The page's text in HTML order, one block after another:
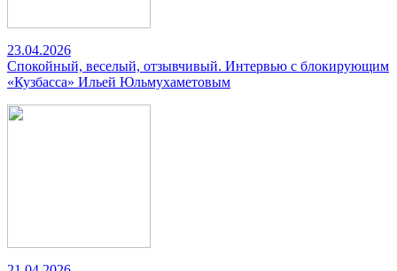
23.04.2026
Спокойный, веселый, отзывчивый. Интервью с блокирующим
«Кузбасса» Ильей Юльмухаметовым